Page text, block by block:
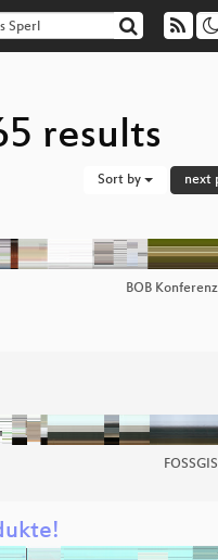
results
Sort by next
BOB